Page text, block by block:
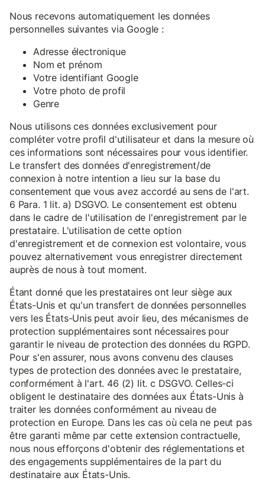
Nous recevons automatiquement les données
personnelles suivantes via Google :
Adresse électronique
Nom et prénom
Votre identifiant Google
Votre photo de profil
Genre
Nous utilisons ces données exclusivement pour
compléter votre profil d'utilisateur et dans la mesure où
ces informations sont nécessaires pour vous identifier.
Le transfert des données d'enregistrement/de
connexion à notre intention a lieu sur la base du
consentement que vous avez accordé au sens de l'art.
6 Para. 1 lit. a) DSGVO. Le consentement est obtenu
dans le cadre de l'utilisation de l'enregistrement par le
prestataire. L'utilisation de cette option
d'enregistrement et de connexion est volontaire, vous
pouvez alternativement vous enregistrer directement
auprès de nous à tout moment.
Étant donné que les prestataires ont leur siège aux
États-Unis et qu'un transfert de données personnelles
vers les États-Unis peut avoir lieu, des mécanismes de
protection supplémentaires sont nécessaires pour
garantir le niveau de protection des données du RGPD.
Pour s'en assurer, nous avons convenu des clauses
types de protection des données avec le prestataire,
conformément à l'art. 46 (2) lit. c DSGVO. Celles-ci
obligent le destinataire des données aux États-Unis à
traiter les données conformément au niveau de
protection en Europe. Dans les cas où cela ne peut pas
être garanti même par cette extension contractuelle,
nous nous efforçons d'obtenir des réglementations et
des engagements supplémentaires de la part du
destinataire aux États-Unis.